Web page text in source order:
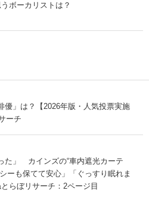
ボーカリストは？
優」は？【2026年版・人気投票実施
ーチ
た」 カインズの“車内遮光カーテ
ーも保てて安心」「ぐっすり眠れま
らぼリサーチ：2ページ目